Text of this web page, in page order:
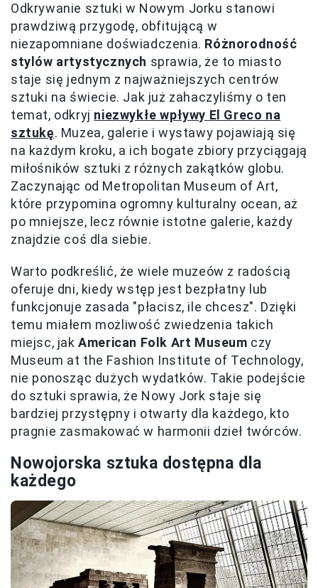
Odkrywanie sztuki w Nowym Jorku stanowi
prawdziwą przygodę, obfitującą w
niezapomniane doświadczenia. Różnorodność
stylów artystycznych sprawia, że to miasto
staje się jednym z najważniejszych centrów
sztuki na świecie. Jak już zahaczyliśmy o ten
temat, odkryj niezwykłe wpływy El Greco na
sztukę. Muzea, galerie i wystawy pojawiają się
na każdym kroku, a ich bogate zbiory przyciągają
miłośników sztuki z różnych zakątków globu.
Zaczynając od Metropolitan Museum of Art,
które przypomina ogromny kulturalny ocean, aż
po mniejsze, lecz równie istotne galerie, każdy
znajdzie coś dla siebie.
Warto podkreślić, że wiele muzeów z radością
oferuje dni, kiedy wstęp jest bezpłatny lub
funkcjonuje zasada "płacisz, ile chcesz". Dzięki
temu miałem możliwość zwiedzenia takich
miejsc, jakAmerican Folk Art Museum czy
Museum at the Fashion Institute of Technology,
nie ponosząc dużych wydatków. Takie podejście
do sztuki sprawia, że Nowy Jork staje się
bardziej przystępny i otwarty dla każdego, kto
pragnie zasmakować w harmonii dzieł twórców.
Nowojorska sztuka dostępna dla
każdego